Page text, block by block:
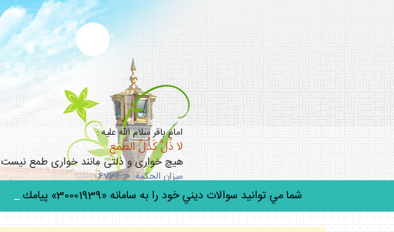
امام باقر سلام الله عليه :
لا ذُلَّ كَذُلِّ الطَّمَعِ
هيچ خوارى و ذلتى مانند خوارى طمع نيست
ميزان الحكمة: ح 6734
شما مي توانيد سوالات ديني خود را به سامانه «30001939» پيامك كنيد